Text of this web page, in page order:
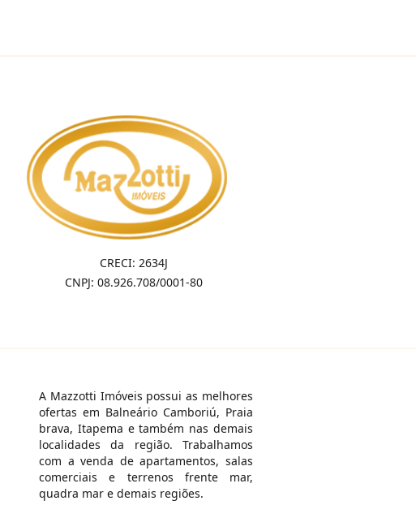
CRECI: 2634J
CNPJ: 08.926.708/0001-80
A Mazzotti Imóveis possui as melhores
ofertas em Balneário Camboriú, Praia
brava, Itapema e também nas demais
localidades da região. Trabalhamos
com a venda de apartamentos, salas
comerciais e terrenos frente mar,
quadra mar e demais regiões.